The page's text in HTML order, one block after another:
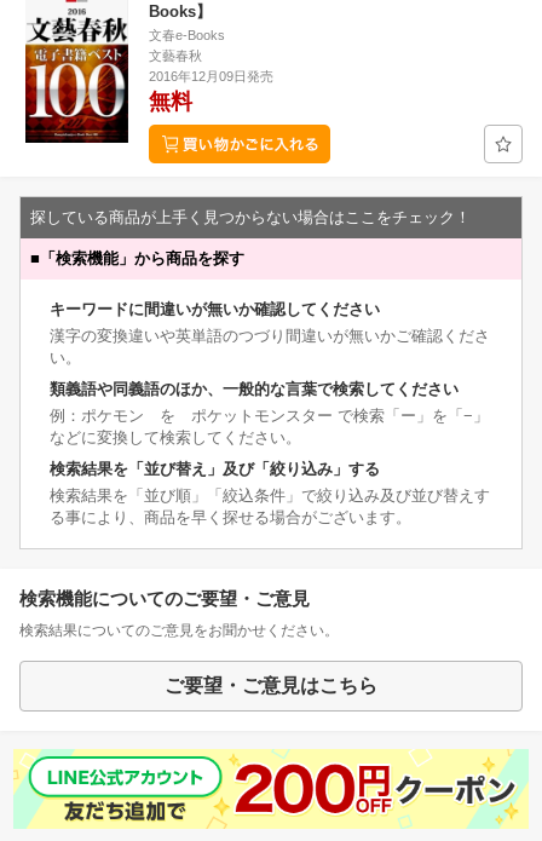
Books】
文春e-Books
文藝春秋
2016年12月09日発売
無料
探している商品が上手く見つからない場合はここをチェック！
■ 「検索機能」から商品を探す
キーワードに間違いが無いか確認してください
漢字の変換違いや英単語のつづり間違いが無いかご確認くださ
い。
類義語や同義語のほか、一般的な言葉で検索してください
例：ポケモン を ポケットモンスター で検索「ー」を「−」
などに変換して検索してください。
検索結果を「並び替え」及び「絞り込み」する
検索結果を「並び順」「絞込条件」で絞り込み及び並び替えす
る事により、商品を早く探せる場合がございます。
検索機能についてのご要望・ご意見
検索結果についてのご意見をお聞かせください。
ご要望・ご意見はこちら